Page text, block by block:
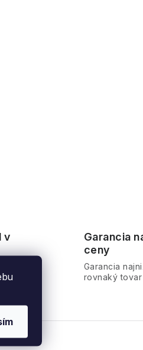
v
Garancia
ceny
Garancia
rovnaký tovar